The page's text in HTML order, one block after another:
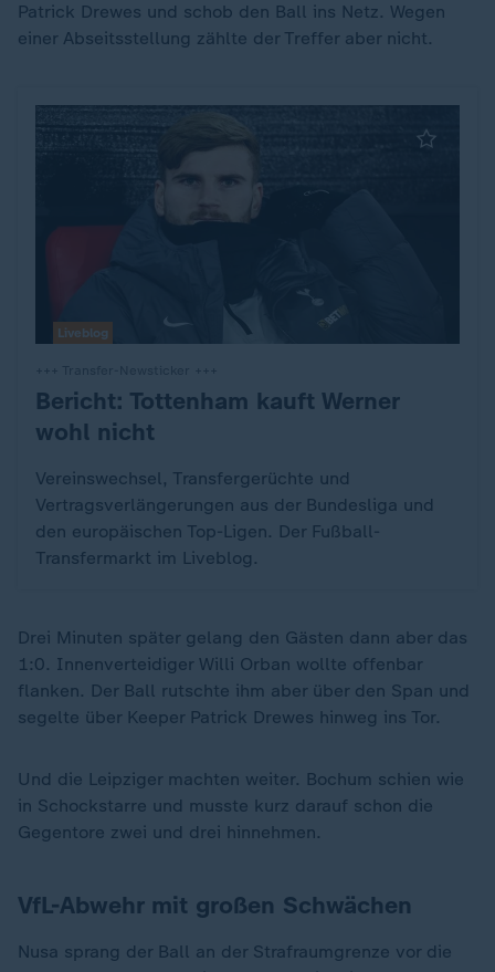
Patrick Drewes und schob den Ball ins Netz. Wegen
einer Abseitsstellung zählte der Treffer aber nicht.
:Bericht: Tottenham kauft Werner
wohl nicht
Vereinswechsel, Transfergerüchte und
Vertragsverlängerungen aus der Bundesliga und
den europäischen Top-Ligen. Der Fußball-
Transfermarkt im Liveblog.
Liveblog
Drei Minuten später gelang den Gästen dann aber das
1:0. Innenverteidiger Willi Orban wollte offenbar
flanken. Der Ball rutschte ihm aber über den Span und
segelte über Keeper Patrick Drewes hinweg ins Tor.
Und die Leipziger machten weiter. Bochum schien wie
in Schockstarre und musste kurz darauf schon die
Gegentore zwei und drei hinnehmen.
VfL-Abwehr mit großen Schwächen
Nusa sprang der Ball an der Strafraumgrenze vor die